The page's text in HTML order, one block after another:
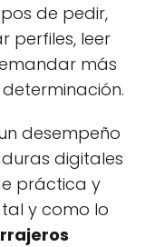
de pedir,
perfiles, leer
más
desempeño
digitales
práctica y
y como lo